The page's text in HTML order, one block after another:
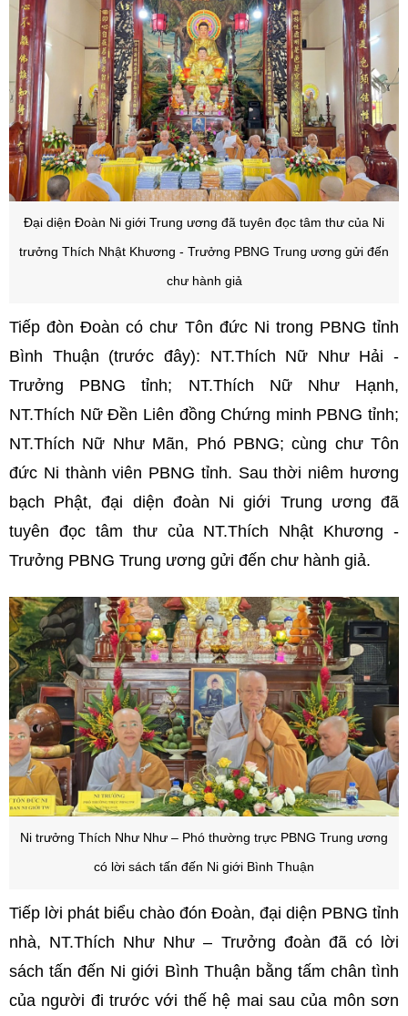
Đại diện Đoàn Ni giới Trung ương đã tuyên đọc tâm thư của Ni
trưởng Thích Nhật Khương - Trưởng PBNG Trung ương gửi đến
chư hành giả
Tiếp đòn Đoàn có chư Tôn đức Ni trong PBNG tỉnh
Bình Thuận (trước đây): NT.Thích Nữ Như Hải -
Trưởng PBNG tỉnh; NT.Thích Nữ Như Hạnh,
NT.Thích Nữ Đền Liên đồng Chứng minh PBNG tỉnh;
NT.Thích Nữ Như Mãn, Phó PBNG; cùng chư Tôn
đức Ni thành viên PBNG tỉnh. Sau thời niêm hương
bạch Phật, đại diện đoàn Ni giới Trung ương đã
tuyên đọc tâm thư của NT.Thích Nhật Khương -
Trưởng PBNG Trung ương gửi đến chư hành giả.
Ni trưởng Thích Như Như – Phó thường trực PBNG Trung ương
có lời sách tấn đến Ni giới Bình Thuận
Tiếp lời phát biểu chào đón Đoàn, đại diện PBNG tỉnh
nhà, NT.Thích Như Như – Trưởng đoàn đã có lời
sách tấn đến Ni giới Bình Thuận bằng tấm chân tình
của người đi trước với thế hệ mai sau của môn sơn